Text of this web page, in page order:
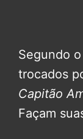
Segundo
trocados
Capitão
Façam